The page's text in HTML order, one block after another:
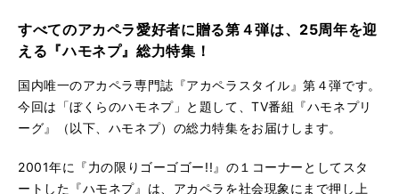
すべてのアカペラ愛好者に贈る第４弾は、25周年を迎
える『ハモネプ』総力特集！
国内唯一のアカペラ専門誌『アカペラスタイル』第４弾です。
今回は「ぼくらのハモネプ」と題して、TV番組『ハモネプリ
ーグ』（以下、ハモネプ）の総力特集をお届けします。
2001年に『力の限りゴーゴゴー!!』の１コーナーとしてスタ
ートした『ハモネプ』は、アカペラを社会現象にまで押し上